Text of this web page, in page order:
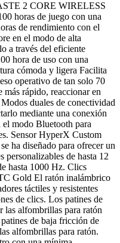
2 CORE WIRELESS
horas de juego con una
de rendimiento con el
en el modo de alta
a través del eficiente
hora de uso con una
cómoda y ligera Facilita
operativo de tan solo 70
más rápido, reaccionar en
duales de conectividad
mediante una conexión
modo Bluetooth para
Sensor HyperX Custom
ha diseñado para ofrecer un
personalizables de hasta 12
hasta 1000 Hz. Clics
Gold El ratón inalámbrico
táctiles y resistentes
de clics. Los patines de
las alfombrillas para ratón
de baja fricción de
alfombrillas para ratón.